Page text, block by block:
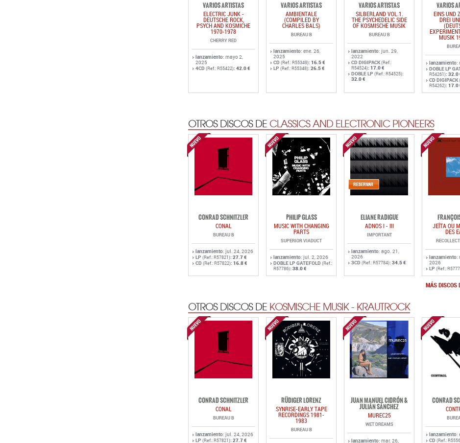
lanzamiento : mayo 2,
2025
4CD(Ref.: R55422):42.0 €
lanzamiento: ene. 26,
(Ref.: R55349): 16.5 €
(Ref.: R55348):26.5 €
lanzamiento: jun. 29,
2022
CD DIGIPACK(Ref.:
R54524):17.0 €
lanzamiento:
DOBLE LP
R54261): 32.0
CD DIGIPACK
CLASSICS AND ELECTRONIC PIONEERS
CONRAD SCHNITZLER
LP(Ref.: R57821):27.7 €
CD(Ref.: R57822):16.8 €
PHILIP GLASS
MUSIC WITH CHANGING
PARTS
lanzamiento: jul. 2, 2026
DOBLE LP GATEFOLD
R57786) :38.0 €
ELIANE RADIGUE
ADNOS I - III
2026
(Ref.: R57784):34.5 €
JEÎTA OU
lanzamiento:
2026
LP(Ref.:
MÁS
OTROS DISCOS DE KOSMISCHE MUSIK - KRAUTROCK
CONRAD SCHNITZLER
LP(Ref.: R57821):27.7 €
CD(Ref.: R57822):16.8 €
RÜDIGER LORENZ
SYNRISE-EARLY TAPE
RECORDINGS 1981-
1983
lanzamiento: mayo 27,
2026
CD(Ref.: R57757): 16.5 €
(Ref.: R57758)
JUAN MANUEL CIDRÓN &
JULIÁN SÁNCHEZ
MUREC25
lanzamiento: mar. 26,
2026
(Ref.: R57752):13.0 €
CONRAD
CD(Ref.:
LP(Ref.:
MÁS